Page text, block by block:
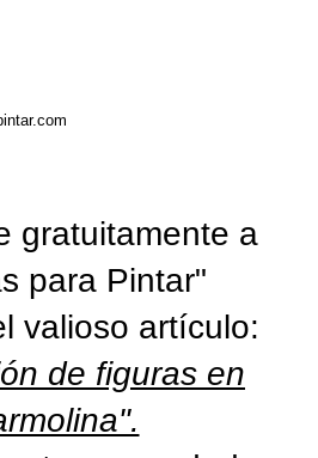
gratuitamente a
para Pintar"
valioso artículo:
de figuras en